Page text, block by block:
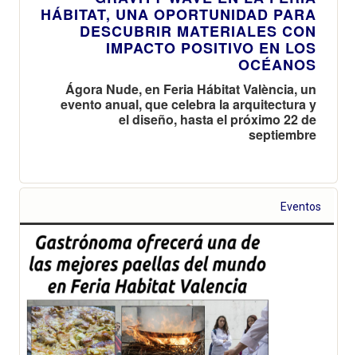
HÁBITAT, UNA OPORTUNIDAD PARA
DESCUBRIR MATERIALES CON
IMPACTO POSITIVO EN LOS
OCÉANOS
Ágora Nude, en Feria Hábitat València, un
evento anual, que celebra la arquitectura y
el diseño, hasta el próximo 22 de
septiembre
Eventos